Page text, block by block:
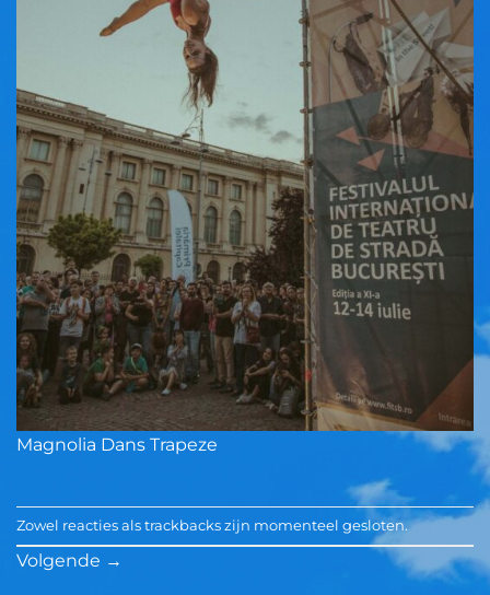
Magnolia Dans Trapeze
Zowel reacties als trackbacks zijn momenteel gesloten.
Volgende →